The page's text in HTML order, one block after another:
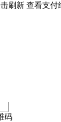
刷新 查看支付
码